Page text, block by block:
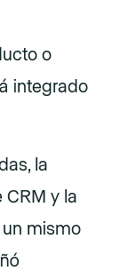
o
integrado
la
CRM y la
mismo